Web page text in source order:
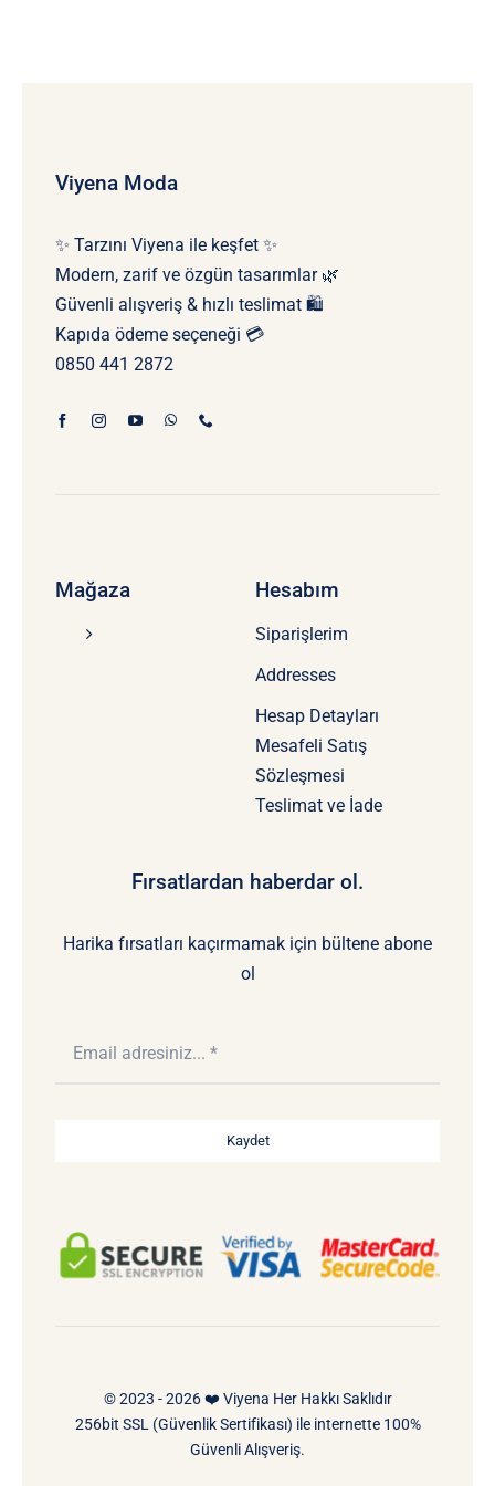
Viyena Moda
✨ Tarzını Viyena ile keşfet ✨
Modern, zarif ve özgün tasarımlar 🌿
Güvenli alışveriş & hızlı teslimat 🛍️
Kapıda ödeme seçeneği 💳
0850 441 2872
Mağaza Hesabım
Siparişlerim
Addresses
Hesap Detayları
Mesafeli Satış
Sözleşmesi
Teslimat ve İade
Fırsatlardan haberdar ol.
Harika fırsatları kaçırmamak için bültene abone
ol
Kaydet
© 2023 - 2026 ❤️ Viyena Her Hakkı Saklıdır
256bit SSL (Güvenlik Sertifikası) ile internette 100%
Güvenli Alışveriş.